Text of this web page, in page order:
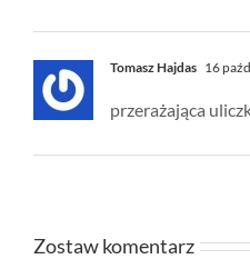
Tomasz Hajdas 16
przerażająca
Zostaw komentarz